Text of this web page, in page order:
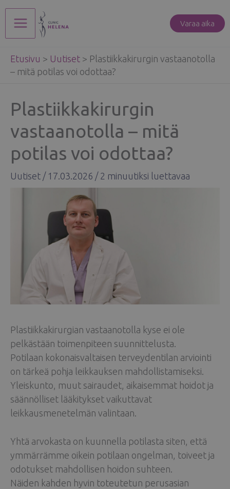
Siirry
sisältöön
Main
Menu
Varaa aika
Etusivu > Uutiset > Plastiikkakirurgin vastaanotolla
– mitä potilas voi odottaa?
Plastiikkakirurgin
vastaanotolla – mitä
potilas voi odottaa?
Uutiset / 17.03.2026 / 2 minuutiksi luettavaa
Plastiikkakirurgian vastaanotolla kyse ei ole
pelkästään toimenpiteen suunnittelusta.
Potilaan kokonaisvaltaisen terveydentilan arviointi
on tärkeä pohja leikkauksen mahdollistamiseksi.
Yleiskunto, muut sairaudet, aikaisemmat hoidot ja
säännölliset lääkitykset vaikuttavat
leikkausmenetelmän valintaan.
Yhtä arvokasta on kuunnella potilasta siten, että
ymmärrämme oikein potilaan ongelman, toiveet ja
odotukset mahdollisen hoidon suhteen.
Näiden kahden hyvin toteutetun perusasian